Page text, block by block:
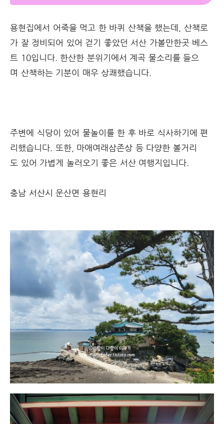
용현집에서 어죽을 먹고 한 바퀴 산책을 했는데, 산책로
가 잘 정비되어 있어 걷기 좋았던 서산 가볼만한곳 베스
트 10입니다. 한산한 분위기에서 계곡 물소리를 들으
며 산책하는 기분이 매우 상쾌했습니다.
주변에 식당이 있어 물놀이를 한 후 바로 식사하기에 편
리했습니다. 또한, 마애여래삼존상 등 다양한 볼거리
도 있어 가볍게 놀러오기 좋은 서산 여행지입니다.
충남 서산시 운산면 용현리